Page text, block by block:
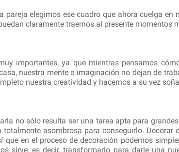
elegimos ese cuadro que ahora cuelga en
claramente traernos al presente momentos
importantes, ya que mientras pensamos
nuestra mente e imaginación no dejan de
nuestra creatividad y hacernos a su vez
no sólo resulta ser una tarea apta para
asombrosa para conseguirlo. Decorar
en el proceso de decoración podemos
sirve, es decir, transformarlo para darle una